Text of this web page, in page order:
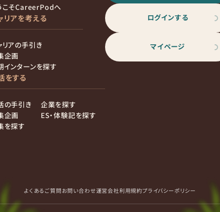
こそCareerPodへ
リアを考える
リアの手引き
企画
インターンを探す
をする
の手引き
企画
を探す
企業を探す
ES・体験記を探す
ログインする
マイページ
よくあるご質問お問い合わせ運営会社利用規約プライバシーポリシー